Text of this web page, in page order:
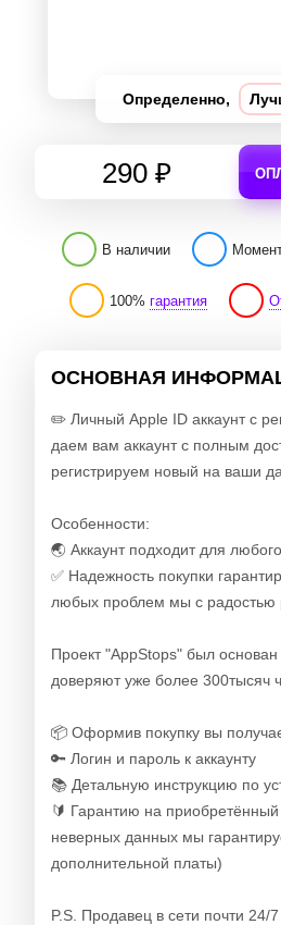
Определенно,
290 ₽
В наличии
100% гарантия
ОСНОВНАЯ
✏️ Личный Apple ID аккаунт с
даем вам аккаунт с полным
регистрируем новый на ваши
Особенности:
🌏 Аккаунт подходит для
✅ Надежность покупки
любых проблем мы с
Проект "AppStops" был
доверяют уже более 300тысяч
📦 Оформив покупку вы
🔑 Логин и пароль к аккаунту
📚 Детальную инструкцию по
🔰 Гарантию на приобретённый
неверных данных мы
дополнительной платы)
P.S. Продавец в сети почти 24/